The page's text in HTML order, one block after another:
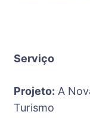
Serviço
Projeto: A
Turismo